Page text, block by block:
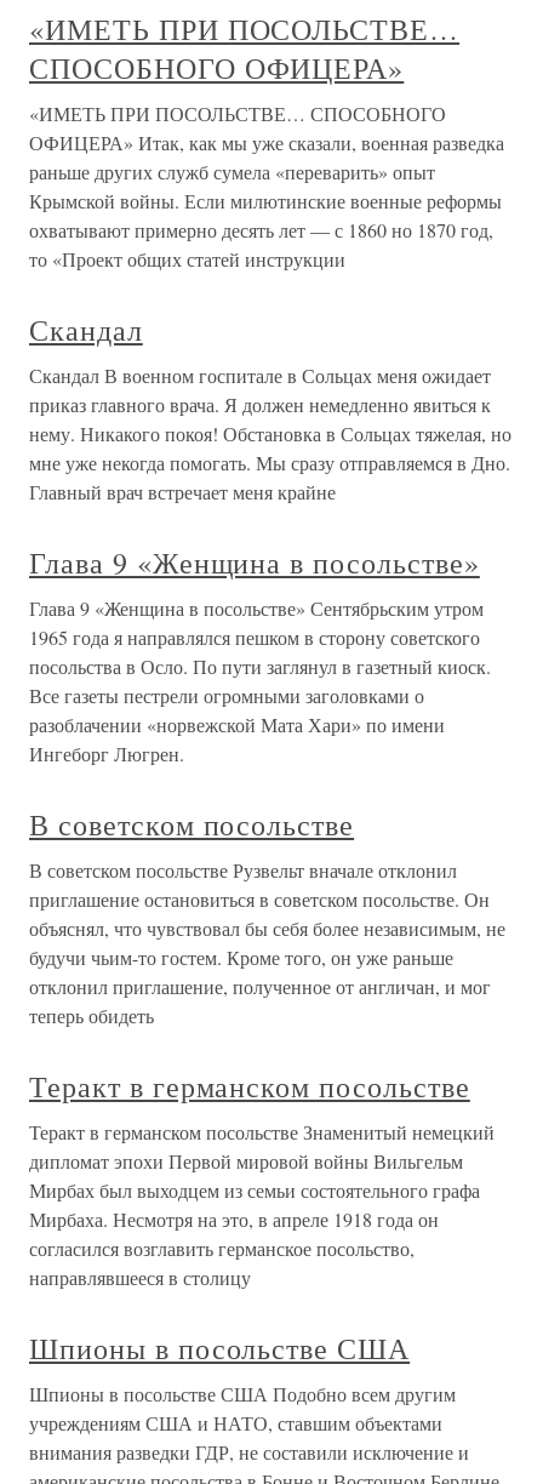
«ИМЕТЬ ПРИ ПОСОЛЬСТВЕ…
СПОСОБНОГО ОФИЦЕРА»
«ИМЕТЬ ПРИ ПОСОЛЬСТВЕ… СПОСОБНОГО
ОФИЦЕРА» Итак, как мы уже сказали, военная разведка
раньше других служб сумела «переварить» опыт
Крымской войны. Если милютинские военные реформы
охватывают примерно десять лет — с 1860 но 1870 год,
то «Проект общих статей инструкции
Скандал
Скандал В военном госпитале в Сольцах меня ожидает
приказ главного врача. Я должен немедленно явиться к
нему. Никакого покоя! Обстановка в Сольцах тяжелая, но
мне уже некогда помогать. Мы сразу отправляемся в Дно.
Главный врач встречает меня крайне
Глава 9 «Женщина в посольстве»
Глава 9 «Женщина в посольстве» Сентябрьским утром
1965 года я направлялся пешком в сторону советского
посольства в Осло. По пути заглянул в газетный киоск.
Все газеты пестрели огромными заголовками о
разоблачении «норвежской Мата Хари» по имени
Ингеборг Люгрен.
В советском посольстве
В советском посольстве Рузвельт вначале отклонил
приглашение остановиться в советском посольстве. Он
объяснял, что чувствовал бы себя более независимым, не
будучи чьим-то гостем. Кроме того, он уже раньше
отклонил приглашение, полученное от англичан, и мог
теперь обидеть
Теракт в германском посольстве
Теракт в германском посольстве Знаменитый немецкий
дипломат эпохи Первой мировой войны Вильгельм
Мирбах был выходцем из семьи состоятельного графа
Мирбаха. Несмотря на это, в апреле 1918 года он
согласился возглавить германское посольство,
направлявшееся в столицу
Шпионы в посольстве США
Шпионы в посольстве США Подобно всем другим
учреждениям США и НАТО, ставшим объектами
внимания разведки ГДР, не составили исключение и